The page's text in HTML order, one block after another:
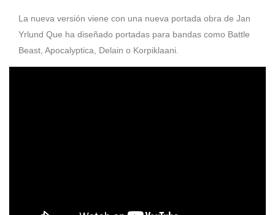
La nueva versión viene con una nueva portada obra de Jan
Yrlund Que ha diseñado portadas para bandas como Battle
Beast, Apocalyptica, Delain o Korpiklaani.